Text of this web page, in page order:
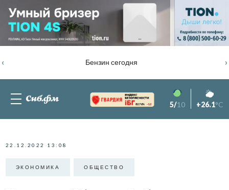
Бензин сегодня
‹ ›
82.76% -1.2 5/10 +26.1°C
22.12.2022 13:08
ЭКОНОМИКА ОБЩЕСТВО